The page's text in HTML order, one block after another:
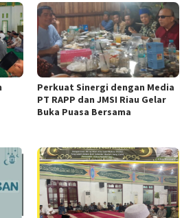
Perkuat Sinergi dengan Media
PT RAPP dan JMSI Riau Gelar
Buka Puasa Bersama